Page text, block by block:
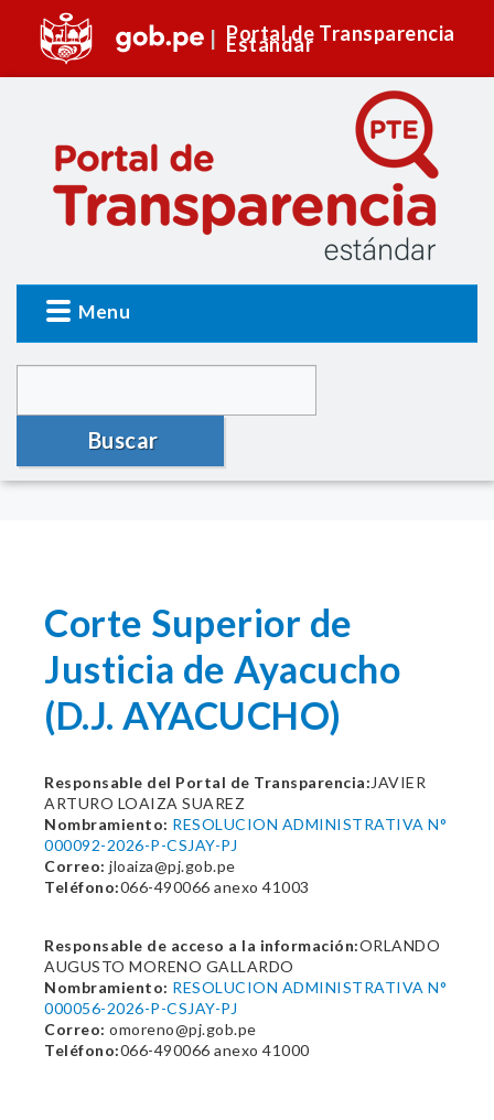
Portal de Transparencia
Estándar
Menu
Buscar
Corte Superior de
Justicia de Ayacucho
(D.J. AYACUCHO)
Responsable del Portal de Transparencia: JAVIER
ARTURO LOAIZA SUAREZ
Nombramiento: RESOLUCION ADMINISTRATIVA N°
000092-2026-P-CSJAY-PJ
Correo: jloaiza@pj.gob.pe
Teléfono:066-490066 anexo 41003
Responsable de acceso a la información:ORLANDO
AUGUSTO MORENO GALLARDO
Nombramiento: RESOLUCION ADMINISTRATIVA N°
000056-2026-P-CSJAY-PJ
Correo: omoreno@pj.gob.pe
Teléfono:066-490066 anexo 41000